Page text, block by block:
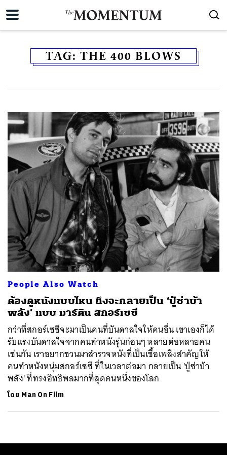
TAG: THE 400 BLOWS
People Also Watch
ต้องดูหนังแบบไหน ถึงจะกลายเป็น ‘ปู่ซ่าบ้า
พลัง’ แบบ มาร์ติน สกอร์เซซี
กว่าที่สกอร์เซซีจะมาเป็นคนที่บันดาลใจให้คนอื่น เขาเองก็ได้
รับแรงบันดาลใจจากคนทำหนังรุ่นก่อนๆ หลายต่อหลายคน
เช่นกัน เราอยากชวนมาสำรวจหนังที่เป็นเชื้อเพลิงสำคัญให้
คนทำหนังหนุ่มสกอร์เซซี ที่ในเวลาต่อมา กลายเป็น 'ปู่ซ่าบ้า
พลัง' ที่ทรงอิทธิพลมากที่สุดคนหนึ่งของโลก
โดย Man On Film
ค้นหา
SHARE TWEET LINE EMAIL